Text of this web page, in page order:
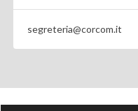
segreteria@corcom.it